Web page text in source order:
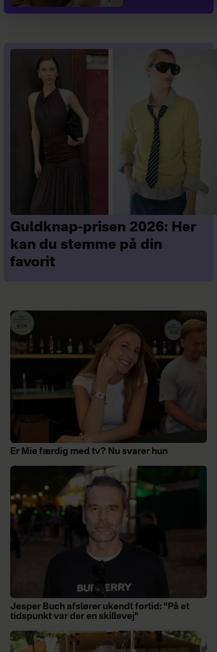
Guldknap-prisen 2026: Her
kan du stemme på din
favorit
Er Mie færdig med tv? Nu svarer hun
Jesper Buch afslører ukendt fortid: "På et
tidspunkt var der en skillevej"